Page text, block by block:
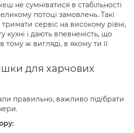
не сумніватися в стабільності
потоці замовлень. Такі
сервіс на високому рівні,
і дають впевненість, що
тому ж вигляді, в якому ти її
для харчових
правильно, важливо підібрати